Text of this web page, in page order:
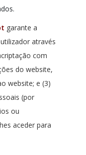
garante a
através
com
do website,
website; e (3)
(por
ou
aceder para